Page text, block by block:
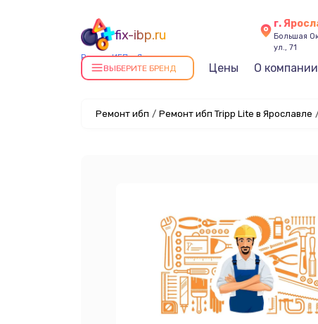
fix-ibp.ru
Ремонт ИБП в Ярославле
г.
Большая
ул., 71
ВЫБЕРИТЕ БРЕНД Цены О компании
Ремонт ибп / Ремонт ибп Tripp Lite в Ярославле